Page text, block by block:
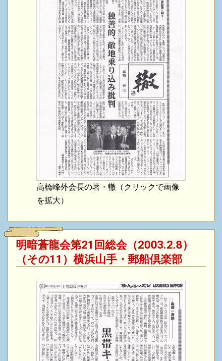
高橋峰外会長の著・轍（クリックで画像
を拡大）
明暗蒼龍会第21回総会（2003.2.8）
（その11）横浜山手・郵船倶楽部